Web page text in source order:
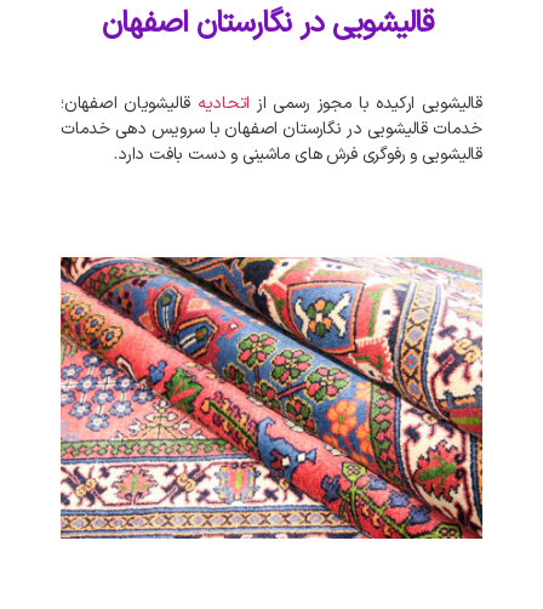
قالیشویی درنگارستان اصفهان
قالیشویی ارکیده با مجوز رسمی از اتحادیه قالیشویان اصفهان؛
خدمات قالیشویی در نگارستان اصفهان با سرویس دهی خدمات
قالیشویی و رفوگری فرش های ماشینی و دست بافت دارد.